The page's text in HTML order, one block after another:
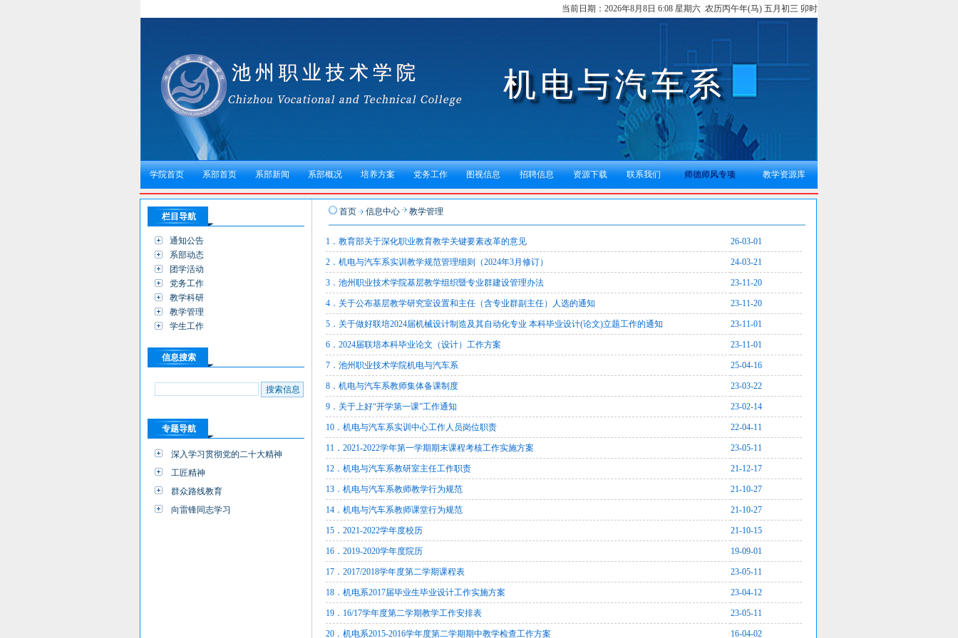
当前日期： 2026年8月8日 6:08 星期六 农历丙午年(马) 五月初三 卯时
学院首页 系部首页 系部新闻 系部概况 培养方案 党务工作 图视信息 招聘信息 资源下载 联系我们 师德师风专项 教学资源库
栏目导航
通知公告
系部动态
团学活动
党务工作
教学科研
教学管理
学生工作
信息搜索
专题导航
深入学习贯彻党的二十大精神
工匠精神
群众路线教育
向雷锋同志学习
首页 信息中心 教学管理
1．教育部关于深化职业教育教学关键要素改革的意见 26-03-01
2．机电与汽车系实训教学规范管理细则（2024年3月修订） 24-03-21
3．池州职业技术学院基层教学组织暨专业群建设管理办法 23-11-20
4．关于公布基层教学研究室设置和主任（含专业群副主任）人选的通知 23-11-20
5．关于做好联培2024届机械设计制造及其自动化专业 本科毕业设计(论文)立题工作的通知 23-11-01
6．2024届联培本科毕业论文（设计）工作方案 23-11-01
7．池州职业技术学院机电与汽车系 25-04-16
8．机电与汽车系教师集体备课制度 23-03-22
9．关于上好“开学第一课”工作通知 23-02-14
10．机电与汽车系实训中心工作人员岗位职责 22-04-11
11．2021-2022学年第一学期期末课程考核工作实施方案 23-05-11
12．机电与汽车系教研室主任工作职责 21-12-17
13．机电与汽车系教师教学行为规范 21-10-27
14．机电与汽车系教师课堂行为规范 21-10-27
15．2021-2022学年度校历 21-10-15
16．2019-2020学年度院历 19-09-01
17．2017/2018学年度第二学期课程表 23-05-11
18．机电系2017届毕业生毕业设计工作实施方案 23-04-12
19．16/17学年度第二学期教学工作安排表 23-05-11
20．机电系2015-2016学年度第二学期期中教学检查工作方案 16-04-02